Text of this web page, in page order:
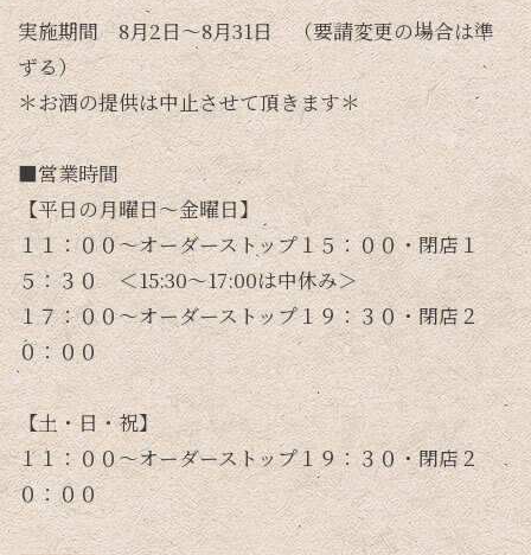
実施期間 8月2日～8月31日 （要請変更の場合は準
ずる）
＊お酒の提供は中止させて頂きます＊
■営業時間
【平日の月曜日～金曜日】
１１：００～オーダーストップ１５：００・閉店１
５：３０ ＜15:30～17:00は中休み＞
１７：００～オーダーストップ１９：３０・閉店２
０：００
【土・日・祝】
１１：００～オーダーストップ１９：３０・閉店２
０：００